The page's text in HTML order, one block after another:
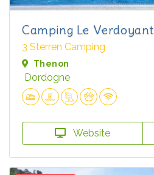
Camping Le Verdoyant
3 Sterren Camping
Thenon
Dordogne
Website